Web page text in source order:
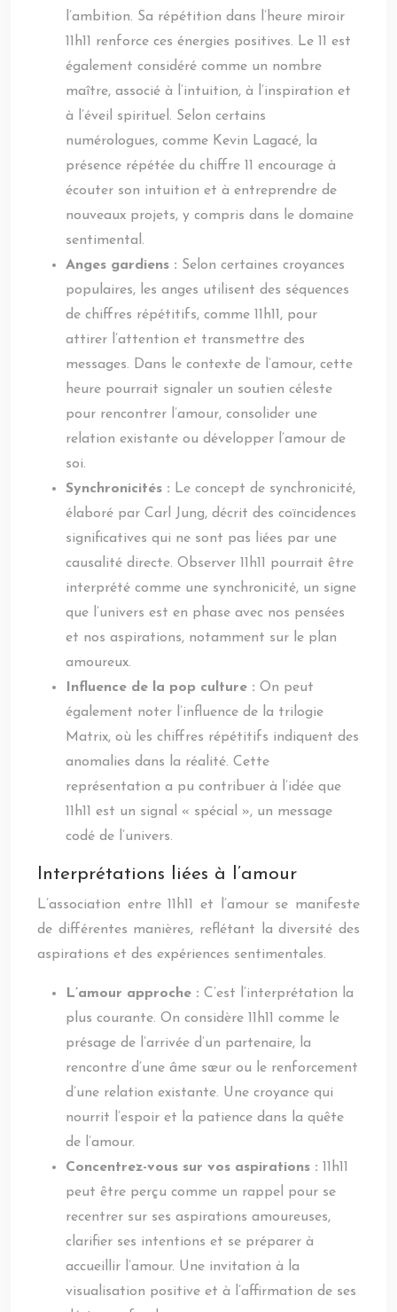
l’ambition. Sa répétition dans l’heure miroir
11h11 renforce ces énergies positives. Le 11 est
également considéré comme un nombre
maître, associé à l’intuition, à l’inspiration et
à l’éveil spirituel. Selon certains
numérologues, comme Kevin Lagacé, la
présence répétée du chiffre 11 encourage à
écouter son intuition et à entreprendre de
nouveaux projets, y compris dans le domaine
sentimental.
Anges gardiens : Selon certaines croyances
populaires, les anges utilisent des séquences
de chiffres répétitifs, comme 11h11, pour
attirer l’attention et transmettre des
messages. Dans le contexte de l’amour, cette
heure pourrait signaler un soutien céleste
pour rencontrer l’amour, consolider une
relation existante ou développer l’amour de
soi.
Synchronicités : Le concept de synchronicité,
élaboré par Carl Jung, décrit des coïncidences
significatives qui ne sont pas liées par une
causalité directe. Observer 11h11 pourrait être
interprété comme une synchronicité, un signe
que l’univers est en phase avec nos pensées
et nos aspirations, notamment sur le plan
amoureux.
Influence de la pop culture : On peut
également noter l’influence de la trilogie
Matrix, où les chiffres répétitifs indiquent des
anomalies dans la réalité. Cette
représentation a pu contribuer à l’idée que
11h11 est un signal « spécial », un message
codé de l’univers.
Interprétations liées à l’amour
L’association entre 11h11 et l’amour se manifeste
de différentes manières, reflétant la diversité des
aspirations et des expériences sentimentales.
L’amour approche : C’est l’interprétation la
plus courante. On considère 11h11 comme le
présage de l’arrivée d’un partenaire, la
rencontre d’une âme sœur ou le renforcement
d’une relation existante. Une croyance qui
nourrit l’espoir et la patience dans la quête
de l’amour.
Concentrez-vous sur vos aspirations :
11h11
peut être perçu comme un rappel pour se
recentrer sur ses aspirations amoureuses,
clarifier ses intentions et se préparer à
accueillir l’amour. Une invitation à la
visualisation positive et à l’affirmation de ses